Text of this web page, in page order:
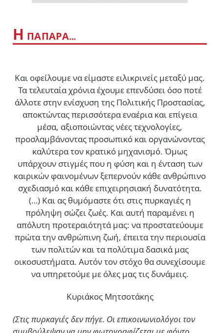
Η ΠΑΠΑΡΑ…
Και οφείλουμε να είμαστε ειλικρινείς μεταξύ μας.
Τα τελευταία χρόνια έχουμε επενδύσει όσο ποτέ
άλλοτε στην ενίσχυση της Πολιτικής Προστασίας,
αποκτώντας περισσότερα εναέρια και επίγεια
μέσα, αξιοποιώντας νέες τεχνολογίες,
προσλαμβάνοντας προσωπικό και οργανώνοντας
καλύτερα τον κρατικό μηχανισμό. Όμως
υπάρχουν στιγμές που η φύση και η ένταση των
καιρικών φαινομένων ξεπερνούν κάθε ανθρώπινο
σχεδιασμό και κάθε επιχειρησιακή δυνατότητα.
(…) Και ας θυμόμαστε ότι στις πυρκαγιές η
πρόληψη σώζει ζωές. Και αυτή παραμένει η
απόλυτη προτεραιότητά μας: να προστατεύουμε
πρώτα την ανθρώπινη ζωή, έπειτα την περιουσία
των πολιτών και τα πολύτιμα δασικά μας
οικοσυστήματα. Αυτόν τον στόχο θα συνεχίσουμε
να υπηρετούμε με όλες μας τις δυνάμεις.
Κυριάκος Μητσοτάκης
(Στις πυρκαγιές δεν πήγε. Οι επικοινωνιολόγοι τον